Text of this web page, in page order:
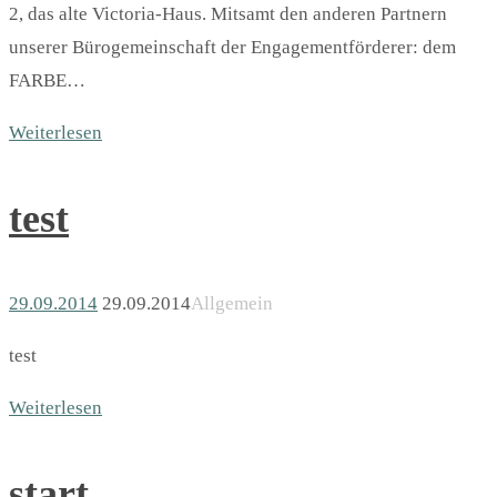
2, das alte Victoria-Haus. Mitsamt den anderen Partnern
unserer Bürogemeinschaft der Engagementförderer: dem
FARBE…
Weiterlesen
test
29.09.2014 29.09.2014Allgemein
test
Weiterlesen